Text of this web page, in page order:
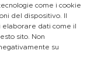
come i cookie
del dispositivo. Il
dati come il
sito. Non
su